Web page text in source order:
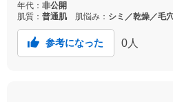
年代： 非公開
肌質： 普通肌 肌悩み： シミ／乾燥／毛
参考になった 0 人